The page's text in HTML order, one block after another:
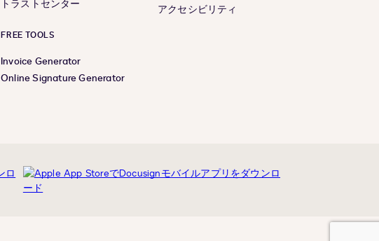
トラストセンター
FREE TOOLS
Invoice Generator
Online Signature Generator
アクセシビリティ